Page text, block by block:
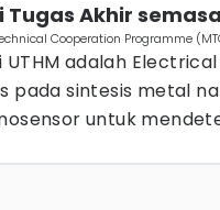
Akhir semasa
Cooperation Programme
adalah
pada sintesis metal
untuk